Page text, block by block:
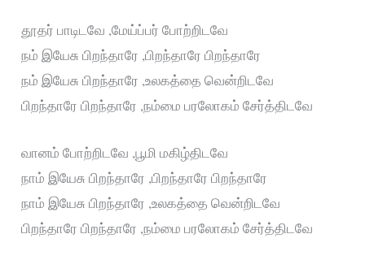
தூதர் பாடிடவே ,மேய்ப்பர் போற்றிடவே
நம் இயேசு பிறந்தாரே ,பிறந்தாரே பிறந்தாரே
நம் இயேசு பிறந்தாரே ,உலகத்தை வென்றிடவே
பிறந்தாரே பிறந்தாரே ,நம்மை பரலோகம் சேர்த்திடவே
வானம் போற்றிடவே ,பூமி மகிழ்திடவே
நாம் இயேசு பிறந்தாரே ,பிறந்தாரே பிறந்தாரே
நாம் இயேசு பிறந்தாரே ,உலகத்தை வென்றிடவே
பிறந்தாரே பிறந்தாரே ,நம்மை பரலோகம் சேர்த்திடவே